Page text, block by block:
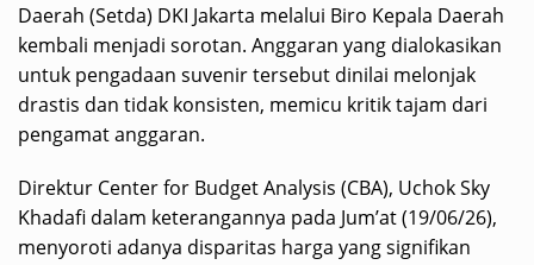
Daerah (Setda) DKI Jakarta melalui Biro Kepala Daerah
kembali menjadi sorotan. Anggaran yang dialokasikan
untuk pengadaan suvenir tersebut dinilai melonjak
drastis dan tidak konsisten, memicu kritik tajam dari
pengamat anggaran.
​Direktur Center for Budget Analysis (CBA), Uchok Sky
Khadafi dalam keterangannya pada Jum’at (19/06/26),
menyoroti adanya disparitas harga yang signifikan